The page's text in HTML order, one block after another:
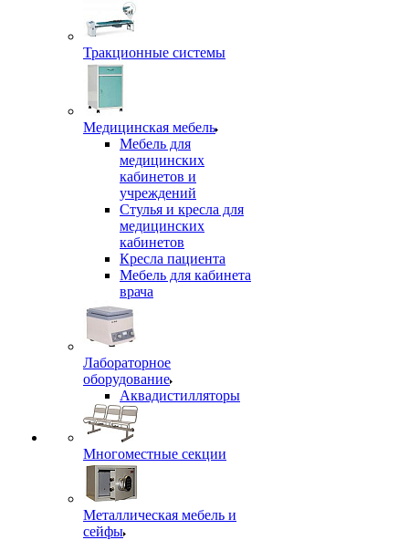
Тракционные системы
Медицинская мебель
Мебель для
медицинских
кабинетов и
учреждений
Стулья и кресла для
медицинских
кабинетов
Кресла пациента
Мебель для кабинета
врача
Лабораторное
оборудование
Аквадистилляторы
Многоместные секции
Металлическая мебель и
сейфы